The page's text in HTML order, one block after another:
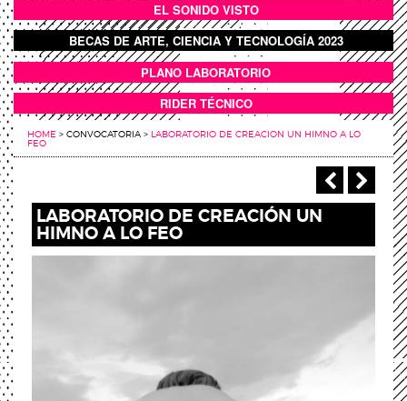
BOTÓN SONIDO VISTO
EL SONIDO VISTO
BOTON DOMO LLENO
BECAS DE ARTE, CIENCIA Y TECNOLOGÍA 2023
ANEXOS
PLANO LABORATORIO
RIDER TÉCNICO
HOME > CONVOCATORIA > LABORATORIO DE CREACION UN HIMNO A LO
FEO
‹
LABORATORIO DE CREACIÓN UN
HIMNO A LO FEO